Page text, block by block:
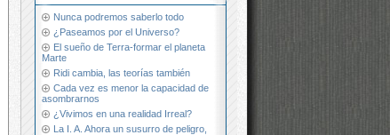
Nunca podremos saberlo todo
¿Paseamos por el Universo?
El sueño de Terra-formar el planeta
Marte
Ridi cambia, las teorías también
Cada vez es menor la capacidad de
asombrarnos
¿Vivimos en una realidad Irreal?
La I. A. Ahora un susurro de peligro,